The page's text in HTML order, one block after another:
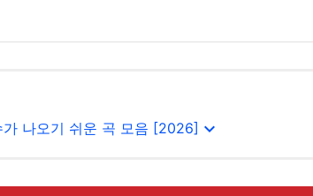
나오기 쉬운 곡 모음 [2026] expand_more